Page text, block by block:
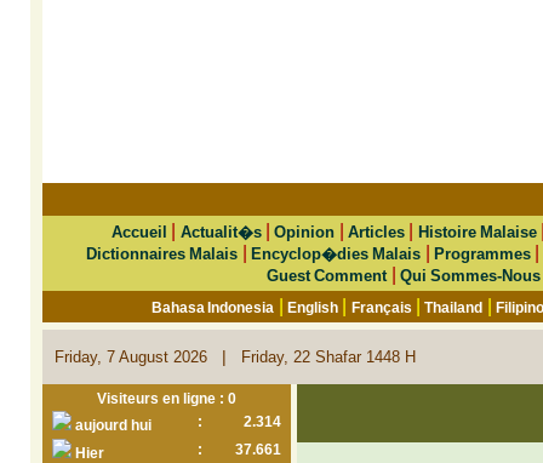
Accueil Actualit�s|Opinion Articles| Histoire Malaise
Dictionnaires Malais |Encyclop�dies Malais |Programmes
Guest Comment Qui Sommes-Nous
Bahasa Indonesia |English Français |Thailand |
Friday, 7 August 2026 | Friday, 22 Shafar 1448 H
Visiteurs en ligne : 0
aujourd hui
:
2.314
Hier
:
37.661